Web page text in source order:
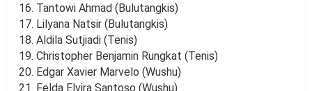
Tantowi Ahmad (Bulutangkis)
Lilyana Natsir (Bulutangkis)
Aldila Sutjiadi (Tenis)
Christopher Benjamin Rungkat (Tenis)
Edgar Xavier Marvelo (Wushu)
Felda Elvira Santoso (Wushu)